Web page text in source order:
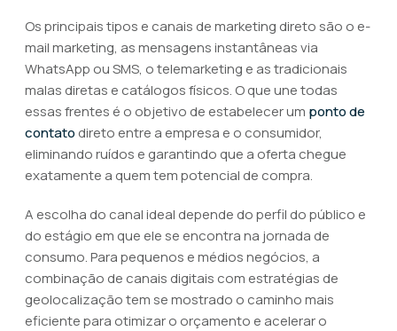
Os principais tipos e canais de marketing direto são o e-
mail marketing, as mensagens instantâneas via
WhatsApp ou SMS, o telemarketing e as tradicionais
malas diretas e catálogos físicos. O que une todas
essas frentes é o objetivo de estabelecer um ponto de
contato direto entre a empresa e o consumidor,
eliminando ruídos e garantindo que a oferta chegue
exatamente a quem tem potencial de compra.
A escolha do canal ideal depende do perfil do público e
do estágio em que ele se encontra na jornada de
consumo. Para pequenos e médios negócios, a
combinação de canais digitais com estratégias de
geolocalização tem se mostrado o caminho mais
eficiente para otimizar o orçamento e acelerar o